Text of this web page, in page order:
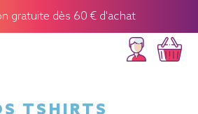
gratuite dès 60 € d'achat